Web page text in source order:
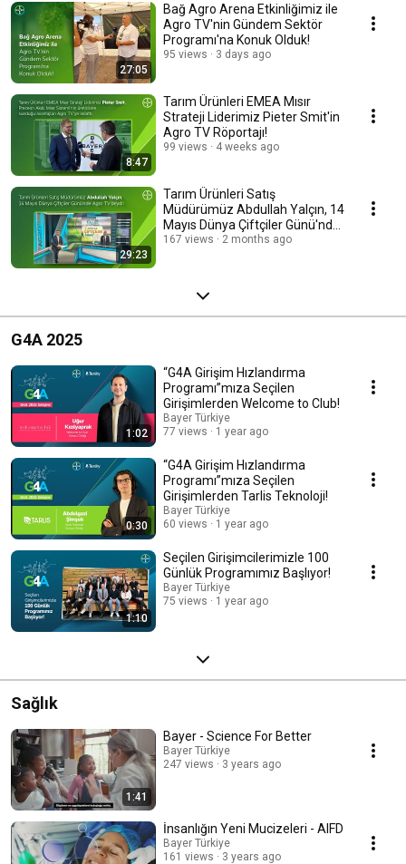
27:05
Bağ Agro Arena Etkinliğimiz ile
Agro TV'nin Gündem Sektör
Programı'na Konuk Olduk!
95 views 3 days ago
8:47
Tarım Ürünleri EMEA Mısır
Strateji Liderimiz Pieter Smit'in
Agro TV Röportajı!
99 views 4 weeks ago
29:23
Tarım Ürünleri Satış
Müdürümüz Abdullah Yalçın, 14
Mayıs Dünya Çiftçiler Günü'nde
Agro TV'deydi!
167 views 2 months ago
G4A 2025
1:02
“G4A Girişim Hızlandırma
Programı”mıza Seçilen
Girişimlerden Welcome to Club!
Bayer Türkiye
77 views
1 year ago
0:30
“G4A Girişim Hızlandırma
Programı”mıza Seçilen
Girişimlerden Tarlis Teknoloji!
Bayer Türkiye
60 views
1 year ago
1:10
Seçilen Girişimcilerimizle 100
Günlük Programımız Başlıyor!
Bayer Türkiye
75 views
1 year ago
Sağlık
1:41
Bayer - Science For Better
Bayer Türkiye
247 views
3 years ago
İnsanlığın Yeni Mucizeleri - AIFD
Bayer Türkiye
161 views
3 years ago